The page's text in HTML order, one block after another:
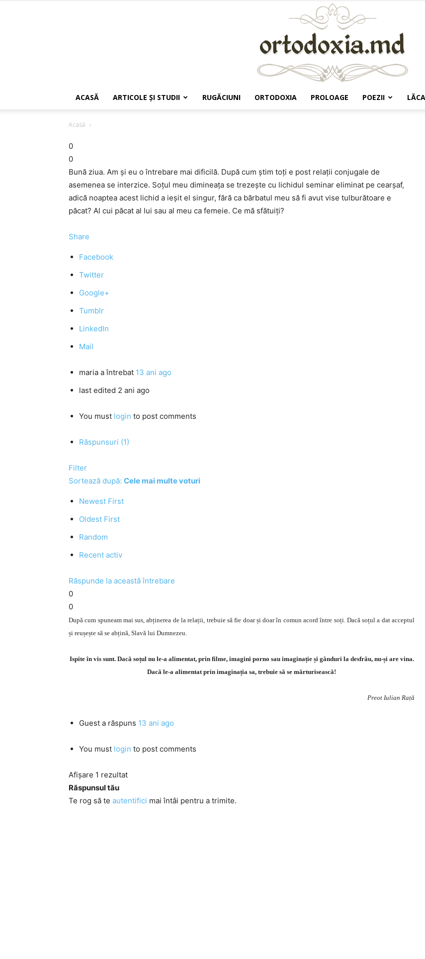
ACASĂ ARTICOLE ŞI STUDII RUGĂCIUNI ORTODOXIA PROLOAGE POEZII
Acasă
0
0
Bună ziua. Am şi eu o întrebare mai dificilă. După cum ştim toţi e post relaţii conjugale de
asemenea se interzice. Soţul meu dimineaţa se trezeşte cu lichidul seminar eliminat pe cearşaf,
adică noaptea acest lichid a ieşit el singur, fără ca bărbatul meu să fi avut vise tulburătoare e
păcat? Al cui păcat al lui sau al meu ca femeie. Ce mă sfătuiţi?
Share
Facebook
Twitter
Google+
Tumblr
LinkedIn
Mail
maria a întrebat 13 ani ago
last edited 2 ani ago
You must login to post comments
Răspunsuri (1)
Filter
Sortează după: Cele mai multe voturi
Newest First
Oldest First
Random
Recent activ
Răspunde la această întrebare
0
0
După cum spuneam mai sus, abținerea de la relații, trebuie să fie doar și doar în comun acord între soți. Dacă soțul a dat acceptul
și reușește să se abțină, Slavă lui Dumnezeu.
Ispite în vis sunt. Dacă soțul nu le-a alimentat, prin filme, imagini porno sau imaginație și gânduri la desfrâu, nu-și are vina.
Dacă le-a alimentat prin imaginația sa, trebuie să se mărturisească!
Preot Iulian Rață
Guest a răspuns 13 ani ago
You must login to post comments
Afișare 1 rezultat
Răspunsul tău
Te rog să te autentifici mai întâi pentru a trimite.